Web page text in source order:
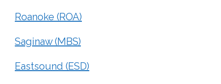
Roanoke (ROA)
Saginaw (MBS)
Eastsound (ESD)